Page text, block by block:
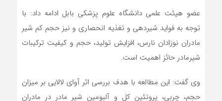
عضو هیئت علمی دانشگاه علوم پزشکی بابل ادامه داد: با
توجه به فواید شیردهی و تغذیه انحصاری و نیز حجم کم شیر
مادران نوزادان نارس، افزایش تولید، حجم و کیفیت ترکیبات
شیرمادر حائز اهمیت است.
وی گفت: این مطالعه با هدف بررسی اثر آوای لالایی بر میزان
حجم، چربی، پروتئین کل و آلبومین شیر مادر در مادران